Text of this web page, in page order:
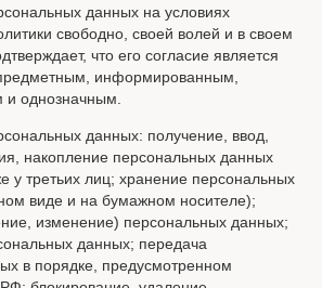
данных на условиях
свободно, своей волей и в своем
что его согласие является
информированным,
и однозначным.
данных: получение, ввод,
накопление персональных данных
у третьих лиц; хранение персональных
виде и на бумажном носителе);
изменение) персональных данных;
данных; передача
в порядке, предусмотренном